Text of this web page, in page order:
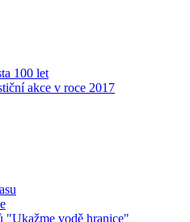
100 let
akce v roce 2017
"Ukažme vodě hranice"